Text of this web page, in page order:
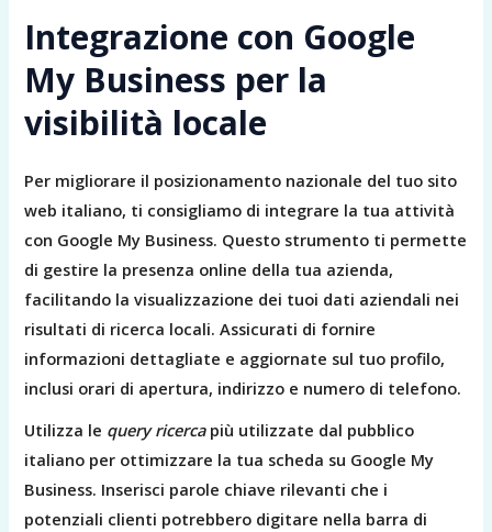
Integrazione con Google
My Business per la
visibilità locale
Per migliorare il posizionamento nazionale del tuo sito
web italiano, ti consigliamo di integrare la tua attività
con Google My Business. Questo strumento ti permette
di gestire la presenza online della tua azienda,
facilitando la visualizzazione dei tuoi dati aziendali nei
risultati di ricerca locali. Assicurati di fornire
informazioni dettagliate e aggiornate sul tuo profilo,
inclusi orari di apertura, indirizzo e numero di telefono.
Utilizza le query ricercapiù utilizzate dal pubblico
italiano per ottimizzare la tua scheda su Google My
Business. Inserisci parole chiave rilevanti che i
potenziali clienti potrebbero digitare nella barra di